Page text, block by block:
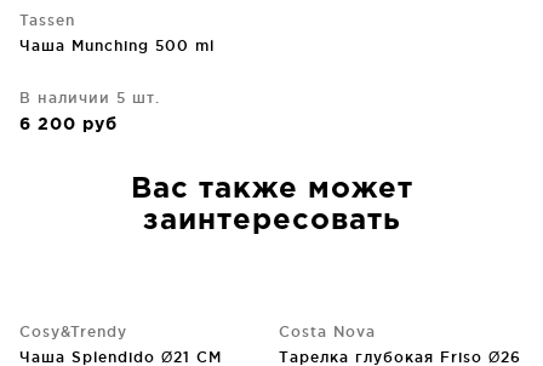
Tassen
Чаша Munching 500 ml
В наличии 5 шт.
6 200 руб
Вас также может
заинтересовать
Cosy&Trendy
Чаша Splendido Ø21 CM
Costa Nova
Тарелка глубокая Friso Ø26